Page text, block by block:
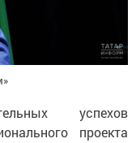
успехов
проекта